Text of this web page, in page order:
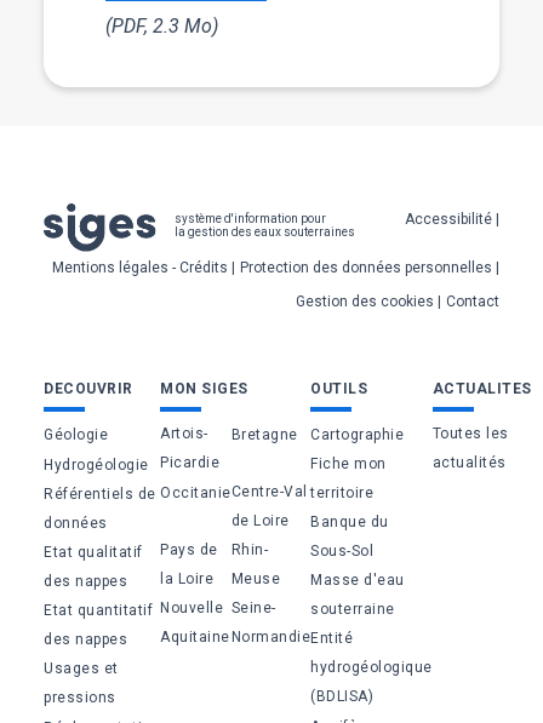
(PDF, 2.3 Mo)
système d'information pour
la gestion des eaux souterraines
Pied
de
page
Accessibilité
Mentions légales - Crédits
Protection des données personnelles
Gestion des cookies
Contact
Bas
de
page
DECOUVRIR
Géologie
Hydrogéologie
Référentiels de
données
Etat qualitatif
des nappes
Etat quantitatif
des nappes
Usages et
pressions
MON SIGES
Artois-
Picardie
Bretagne
OccitanieCentre-Val
de Loire
Pays de
la Loire
Rhin-
Meuse
Nouvelle
Aquitaine
Seine-
Normandie
OUTILS
Cartographie
Fiche mon
territoire
Banque du
Sous-Sol
Masse d'eau
souterraine
Entité
hydrogéologique
(BDLISA)
ACTUALITES
Toutes les
actualités